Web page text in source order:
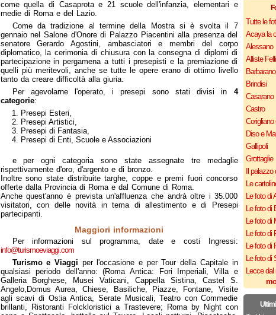
Tutte le
Acaya la
Alessano
Alliste
Brindisi
Casarano
Castro
Corigliano
Diso e
Gallipoli
Grottaglie
Il
Le
Le foto di
Le foto di
Le foto di
Le foto di
Le foto di
Le foto di
Lecce
come quella di Casaprota e 21 scuole dell'infanzia, elementari e
medie di Roma e del Lazio.
Come da tradizione al termine della Mostra si è svolta il 7
gennaio nel Salone d'Onore di Palazzo Piacentini alla presenza del
senatore Gerardo Agostini, ambasciatori e membri del corpo
diplomatico, la cerimonia di chiusura con la consegna di diplomi di
partecipazione in pergamena a tutti i presepisti e la premiazione di
quelli più meritevoli, anche se tutte le opere erano di ottimo livello
tanto da creare difficoltà alla giuria.
Per agevolarne l'operato, i presepi sono stati divisi in 4
categorie:
Presepi Esteri,
Presepi Artistici,
Presepi di Fantasia,
Presepi di Enti, Scuole e Associazioni
e per ogni categoria sono state assegnate tre medaglie
rispettivamente d'oro, d'argento e di bronzo.
Inoltre sono state distribuite targhe, coppe e premi fuori concorso
offerte dalla Provincia di Roma e dal Comune di Roma.
Anche quest'anno è prevista un'affluenza che andrà oltre i 35.000
visitatori, con delle novità in tema di allestimento e di Presepi
partecipanti.
Maggiori informazioni
Per informazioni sul programma, date e costi Ingressi:
info@turismoeviaggi.com
Turismo e Viaggi per l'occasione e per Tour della Capitale in
qualsiasi periodo dell'anno: (Roma Antica: Fori Imperiali, Villa e
Galleria Borghese, Musei Vaticani, Cappella Sistina, Castel S.
Angelo,Domus Aurea, Chiese, Basiliche, Piazze, Fontane, Visite
agli scavi di Ostia Antica, Serate Musicali, Teatro con Commedie
brillanti, Ristoranti Folckloristici a Trastevere; Roma by Night con